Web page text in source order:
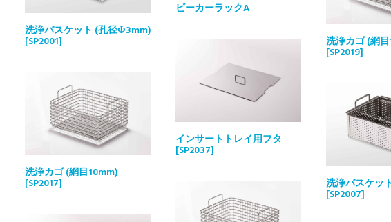
ビーカーラックA
洗浄バスケット (孔径Φ3mm)
[SP2001] 洗浄カゴ (網
[SP2019]
インサートトレイ用フタ
[SP2037]
洗浄カゴ (網目10mm)
[SP2017] 洗浄バスケッ
[SP2007]